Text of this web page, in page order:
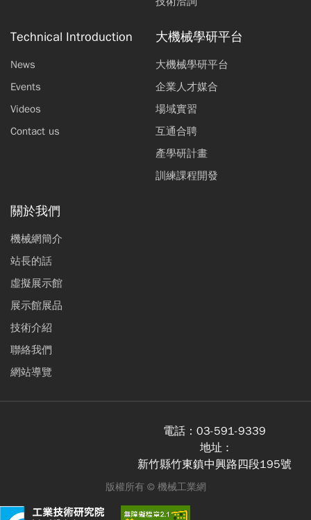
Technical Introduction
News
Events
Videos
Contact us
大機械學研平台
大機械學研平台
企業人才媒合
場域實習
互通合聘
產學研計畫
訓練課程開發
關於我們
機械網簡介
站長的話
虛擬展示館
展示館展品
技術介紹
聯絡我們
網站導覽
電話： 03-591-9339
地址 :
新竹縣竹東鎮中興路四段195號
版權所有 © 機械工業網